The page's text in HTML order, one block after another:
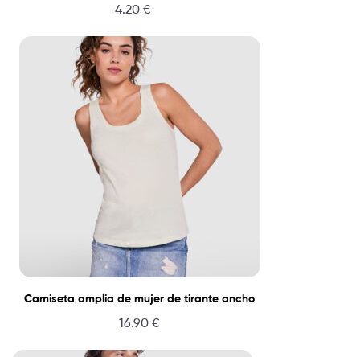
4.20 €
Camiseta amplia de mujer de tirante ancho
16.90 €